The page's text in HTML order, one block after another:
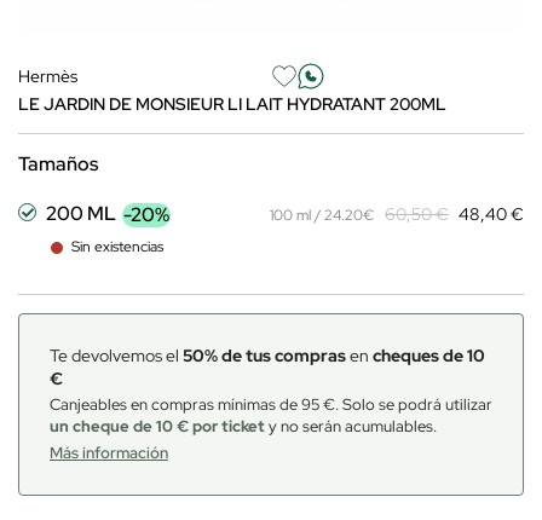
Hermès
LE JARDIN DE MONSIEUR LI LAIT HYDRATANT 200ML
Tamaños
200 ML -20%
Sin existencias
100 ml / 24.20€ 60,50 € 48,40 €
Te devolvemos el 50% de tus comprasen cheques de 10
€
Canjeables en compras mínimas de 95 €. Solo se podrá utilizar
un cheque de 10 € por tickety no serán acumulables.
Más información